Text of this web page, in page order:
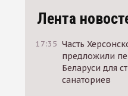
Лента
17:35 Часть
предложили
Беларуси для
санаториев